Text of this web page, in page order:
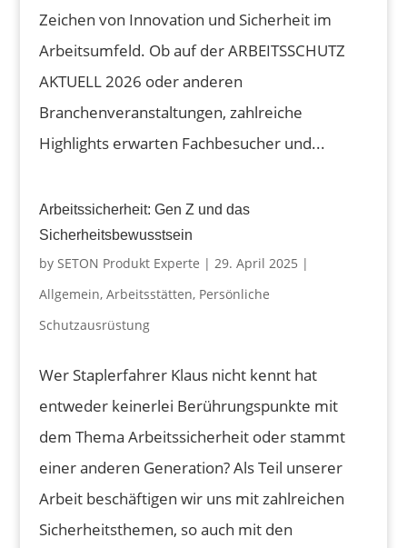
Zeichen von Innovation und Sicherheit im
Arbeitsumfeld. Ob auf der ARBEITSSCHUTZ
AKTUELL 2026 oder anderen
Branchenveranstaltungen, zahlreiche
Highlights erwarten Fachbesucher und...
Arbeitssicherheit: Gen Z und das
Sicherheitsbewusstsein
by SETON Produkt Experte | 29. April 2025 |
Allgemein, Arbeitsstätten, Persönliche
Schutzausrüstung
Wer Staplerfahrer Klaus nicht kennt hat
entweder keinerlei Berührungspunkte mit
dem Thema Arbeitssicherheit oder stammt
einer anderen Generation? Als Teil unserer
Arbeit beschäftigen wir uns mit zahlreichen
Sicherheitsthemen, so auch mit den